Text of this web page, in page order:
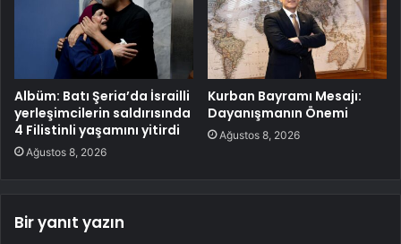
Albüm: Batı Şeria’da İsrailli
yerleşimcilerin saldırısında
4 Filistinli yaşamını yitirdi
Ağustos 8, 2026
Kurban Bayramı Mesajı:
Dayanışmanın Önemi
Ağustos 8, 2026
Bir yanıt yazın